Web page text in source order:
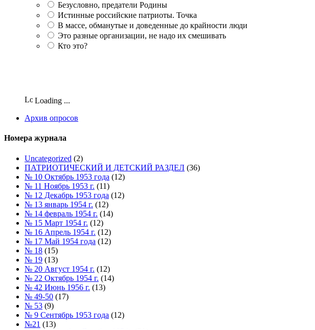
Безусловно, предатели Родины
Истинные российские патриоты. Точка
В массе, обманутые и доведенные до крайности люди
Это разные организации, не надо их смешивать
Кто это?
Loading ...
Архив опросов
Номера журнала
Uncategorized (2)
ПАТРИОТИЧЕСКИЙ И ДЕТСКИЙ РАЗДЕЛ (36)
№ 10 Октябрь 1953 года (12)
№ 11 Ноябрь 1953 г. (11)
№ 12 Декабрь 1953 года (12)
№ 13 январь 1954 г. (12)
№ 14 февраль 1954 г. (14)
№ 15 Март 1954 г. (12)
№ 16 Апрель 1954 г. (12)
№ 17 Май 1954 года (12)
№ 18 (15)
№ 19 (13)
№ 20 Август 1954 г. (12)
№ 22 Октябрь 1954 г. (14)
№ 42 Июнь 1956 г. (13)
№ 49-50 (17)
№ 53 (9)
№ 9 Сентябрь 1953 года (12)
№21 (13)